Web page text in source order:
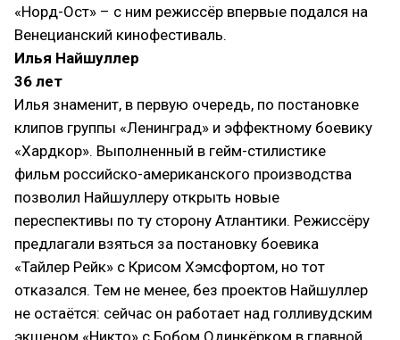
«Норд-Ост» – с ним режиссёр впервые подался на
Венецианский кинофестиваль.
Илья Найшуллер
36 лет
Илья знаменит, в первую очередь, по постановке
клипов группы «Ленинград» и эффектному боевику
«Хардкор». Выполненный в гейм-стилистике
фильм российско-американского производства
позволил Найшуллеру открыть новые
переспективы по ту сторону Атлантики. Режиссёру
предлагали взяться за постановку боевика
«Тайлер Рейк» с Крисом Хэмсфортом, но тот
отказался. Тем не менее, без проектов Найшуллер
не остаётся: сейчас он работает над голливудским
экшеном «Никто» с Бобом Одинкёрком в главной